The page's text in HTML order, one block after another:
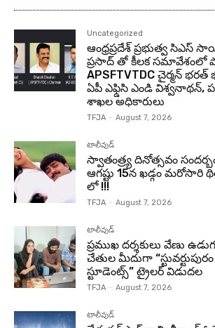
Uncategorized
ఆంధ్రప్రదేశ్ ప్రభుత్వ సిఎస్
ప్రసాద్ తో కీలక సమావేశంలో
APSFTVTDC చైర్మన్
ఏపీ ఎఫ్డిసి ఎండి విశ్వనాథన్,
శాఖల అధికారులు
TFJA - August 7, 2026
టాలీవుడ్
స్వాతంత్ర్య దినోత్సవం
ఆగష్టు 15న ఖడ్గం మరోసారి
లో !!!
TFJA - August 7, 2026
టాలీవుడ్
ప్రముఖ దర్శకులు వేణు
చేతుల మీదుగా “స్టువర్టుపురం
స్టూడెంట్స్” ట్రైలర్ విడుదల
TFJA - August 7, 2026
టాలీవుడ్